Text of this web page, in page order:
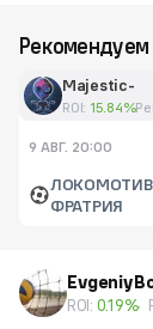
Рекомендуем
Majestic-
ROI: 15.84%
9 АВГ. 20:00
ЛОКОМОТИВ
ФРАТРИЯ
ROI: 0.19%